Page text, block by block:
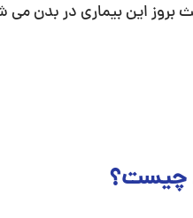
این بیماری در بدن می
چیست؟